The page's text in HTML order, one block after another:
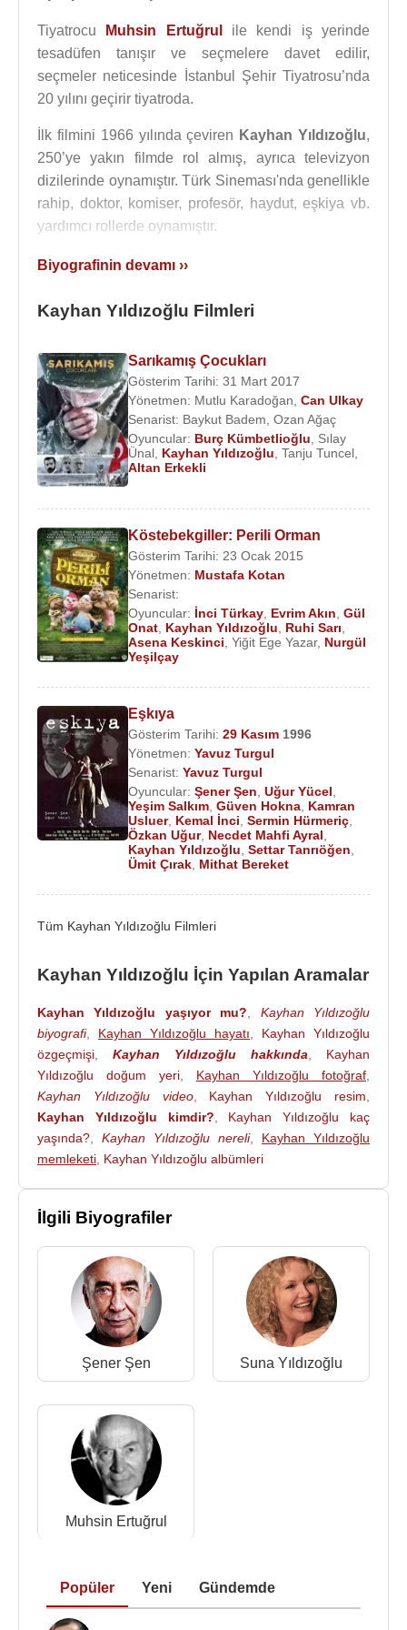
Tiyatrocu Muhsin Ertuğrul
ile kendi iş yerinde
tesadüfen tanışır ve seçmelere davet edilir,
seçmeler neticesinde İstanbul Şehir Tiyatrosu’nda
20 yılını geçirir tiyatroda.
İlk filmini 1966 yılında çeviren Kayhan Yıldızoğlu,
250’ye yakın filmde rol almış, ayrıca televizyon
dizilerinde oynamıştır. Türk Sineması'nda genellikle
rahip, doktor, komiser, profesör, haydut, eşkiya vb.
yardımcı rollerde oynamıştır.
Evlilikleri:
sonra boşanır. Bu evlilikten Deniz ve Sibel adında
2. evliliği : Kayhan Yıldızoğlu, 1974 yılında tanıştığı
İngiliz asıllıSuna Yıldızoğlu(Sonja Eady) ile 10
Ekim 1976 tarihinde evlendi. 1978 yılında boşandı.
Şimdi Üsküdar Salacak'ta bir apartman dairesinde,
kedisiyle yalnız, yalın bir yaşam sürüyor.
İstanbul Film Festivalinde Sinema Onur Ödülü
verildi.
Kayhan Yıldızoğlu, 9 Mart 2024 tarihinde
İstanbul'da 88 yaşında öldü.
Son yıllarda rol aldığı Tiyatro Oyunları
2014 - 2018 - Guguk Kuşu / Albay Matterson
2015 - 2018 - İstanbulname / Kont
Filmleri:
2022 - Bir Türk Masalı (Sinema Filmi)
2022 - Ah Nerede (Yaşlı Amca)(TV Dizisi)
2019 - Bizim Semtin Çocukları (Emiray)(Sinema
2019 - İşimiz Gücümüz Var (TV Dizisi)
2019 - Bekarlığa Feda (Sinema Filmi)
2018 - Benim Adim Osman (Sinema Filmi)
2018 - Cici Babam (Ekrem) (TV Dizisi)
2018 - Meleklerin Aşkı (Konuk Oyuncu) (TV Dizisi)
2018 - Benim Adım Osssman (Sinema Filmi)
2018 - Bekarlığa Feda (Sinema Filmi)
2017 - Ver Kaç (Tevfik Amca) (Sinema Filmi)
2017 - Dostlar Mahallesi (Konuk Oyuncu)(TV
Dizisi)
2016 - Aksak (Hasan Dede)(Sinema Filmi)
2015 - Kurtlar Vadisi Pusu (Yüce Majeste)(TV
Dizisi)
(Sinema Filmi)
2014 - Küçük Ağa 2. sezon (Burhan Dede)(TV
Dizisi)
2013 - Öyle Sevdim ki Seni (Arif Usta) (Sinema
2013 - Ali Ayşe'yi Seviyor (Kayhan) (TV Dizisi)
2008 - 2011 - Akasya Durağı
2006 - Selena
2008 - Görgüsüzler
2006 - Sevda Çiçeği
2006 - Unutulmayanlar
2006 - Kabuslar Evi: Gece Gelen Arkadaşlar
2005 - İnadım İnat
2004 - Yabancı Damat
2004 - Kalbin Zamanı
Biyografinin devamı ››
Kayhan Yıldızoğlu Filmleri
Sarıkamış Çocukları
Gösterim Tarihi: 31 Mart 2017
Yönetmen: Mutlu Karadoğan Can Ulkay
Senarist: Baykut Badem Ozan Ağaç
Oyuncular: Burç Kümbetlioğlu
Sılay
Ünal Kayhan Yıldızoğlu Tanju Tuncel
Altan Erkekli
Köstebekgiller: Perili Orman
Gösterim Tarihi: 23 Ocak 2015
Yönetmen: Mustafa Kotan
Senarist:
Oyuncular: İnci Türkay, Evrim Akın, Gül
Onat, Kayhan Yıldızoğlu, Ruhi Sarı,
Asena Keskinci, Yiğit Ege Yazar, Nurgül
Yeşilçay
Eşkıya
Gösterim Tarihi: 29 Kasım 1996
Yönetmen: Yavuz Turgul
Senarist: Yavuz Turgul
Oyuncular: Şener Şen, Uğur Yücel,
Yeşim Salkım, Güven Hokna, Kamran
Usluer, Kemal İnci, Sermin Hürmeriç,
Özkan Uğur, Necdet Mahfi Ayral,
Kayhan Yıldızoğlu, Settar Tanrıöğen,
Ümit Çırak, Mithat Bereket
Tüm Kayhan Yıldızoğlu Filmleri
Kayhan Yıldızoğlu İçin Yapılan Aramalar
Kayhan Yıldızoğlu yaşıyor mu?, Kayhan Yıldızoğlu
biyografi, Kayhan Yıldızoğlu hayatı, Kayhan Yıldızoğlu
özgeçmişi, Kayhan Yıldızoğlu hakkında, Kayhan
Yıldızoğlu doğum yeri, Kayhan Yıldızoğlu fotoğraf,
Kayhan Yıldızoğlu video, Kayhan Yıldızoğlu resim,
Kayhan Yıldızoğlu kimdir?, Kayhan Yıldızoğlu kaç
yaşında?, Kayhan Yıldızoğlu nereli, Kayhan Yıldızoğlu
memleketi, Kayhan Yıldızoğlu albümleri
İlgili Biyografiler
Şener Şen Suna Yıldızoğlu
Muhsin Ertuğrul
Popüler Yeni Gündemde